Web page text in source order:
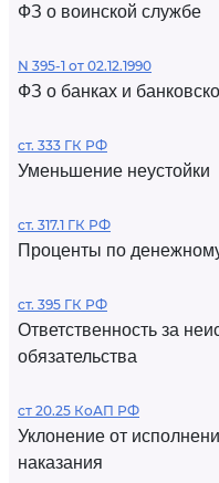
ФЗ о воинской службе
N 395-1 от 02.12.1990
ФЗ о банках и
ст. 333 ГК РФ
Уменьшение неустойки
ст. 317.1 ГК РФ
Проценты по
ст. 395 ГК РФ
Ответственность за
обязательства
ст 20.25 КоАП РФ
Уклонение от
наказания